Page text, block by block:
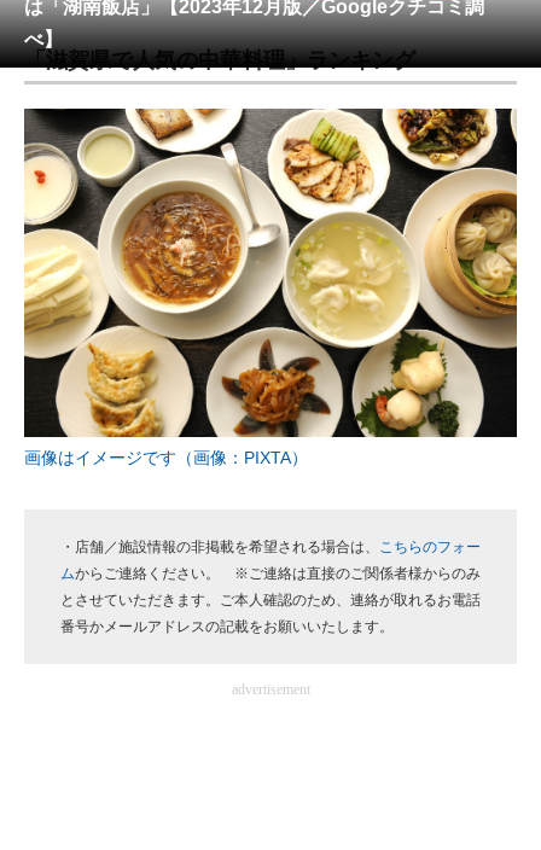
メディア
注目記事を集めた総合ページ
ITの今と未来を見通す
スマホと通信の最新トレンド
進化するPCとデバイスの未来
好きが集まる 比べて選べる
ビジネスと働き方のヒント
AI活用のいまが分かる
企業ITのトレンドを詳説
マーケ×ITの今がよく分かる
ITエンジニア向け専門サイト
IT製品の技術・比較・事例
は「湖南飯店」【2023年12月版／Googleクチコミ調
べ】
「滋賀県で人気の中華料理」ランキング
画像はイメージです（画像：PIXTA）
・店舗／施設情報の非掲載を希望される場合は、 こちらのフォー
ムからご連絡ください。 ※ご連絡は直接のご関係者様からのみ
とさせていただきます。ご本人確認のため、連絡が取れるお電話
番号かメールアドレスの記載をお願いいたします。
advertisement